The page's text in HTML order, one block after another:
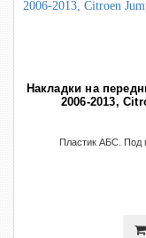
Накладки на
2006-2013,
Пластик АБС. Под